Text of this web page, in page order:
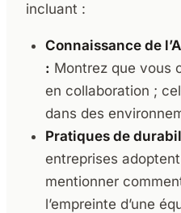
incluant :
Connaissance de
: Montrez que vous
en collaboration ;
dans des
Pratiques de
entreprises
mentionner
l’empreinte d’une